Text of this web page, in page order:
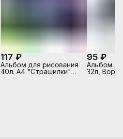
117 ₽
Альбом для рисования
40л. А4 "Страшилки"
95 ₽
Альбом д/
32л,